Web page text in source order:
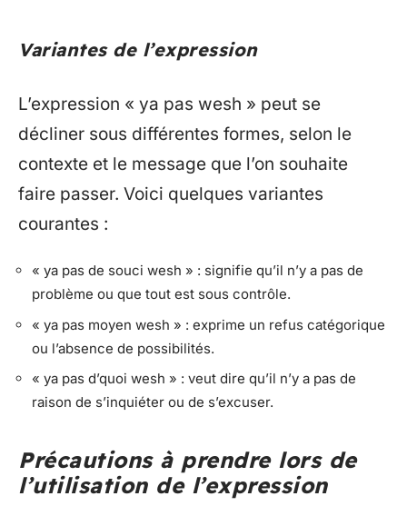
Variantes de l’expression
L’expression « ya pas wesh » peut se
décliner sous différentes formes, selon le
contexte et le message que l’on souhaite
faire passer. Voici quelques variantes
courantes :
« ya pas de souci wesh » : signifie qu’il n’y a pas de
problème ou que tout est sous contrôle.
« ya pas moyen wesh » : exprime un refus catégorique
ou l’absence de possibilités.
« ya pas d’quoi wesh » : veut dire qu’il n’y a pas de
raison de s’inquiéter ou de s’excuser.
Précautions à prendre lors de
l’utilisation de l’expression